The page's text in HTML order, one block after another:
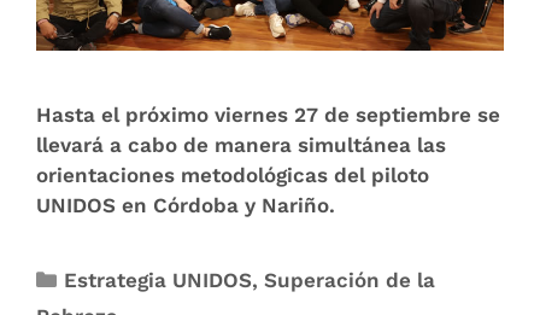
Hasta el próximo viernes 27 de septiembre se
llevará a cabo de manera simultánea las
orientaciones metodológicas del piloto
UNIDOS en Córdoba y Nariño.
Estrategia UNIDOS,Superación de la